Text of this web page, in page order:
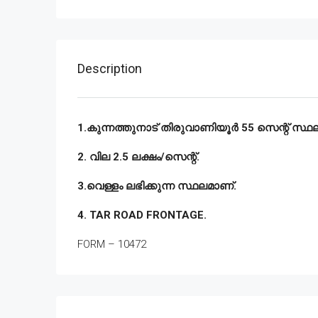
Description
1.കുന്നത്തുനാട് തിരുവാണിയൂർ 55 സെന്റ്
2. വില 2.5 ലക്ഷം/സെന്റ്.
3.വെള്ളം ലഭിക്കുന്ന സ്ഥലമാണ്.
4. TAR ROAD FRONTAGE.
FORM – 10472